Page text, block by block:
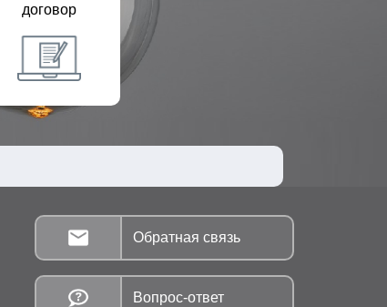
договор
Обратная связь
Вопрос-ответ